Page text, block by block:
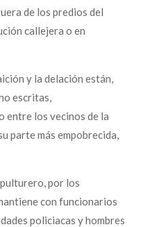
de los predios del
callejera o en
y la delación están,
escritas,
entre los vecinos de la
parte más empobrecida,
por los
con funcionarios
policiacas y hombres